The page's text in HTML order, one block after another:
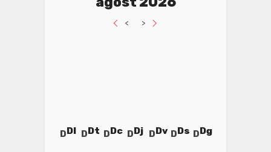
< >
Dl Dt Dc Dj Dv Ds Dg